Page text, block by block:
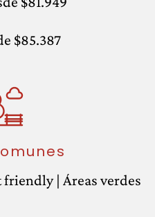
$85.387
friendly | Áreas verdes